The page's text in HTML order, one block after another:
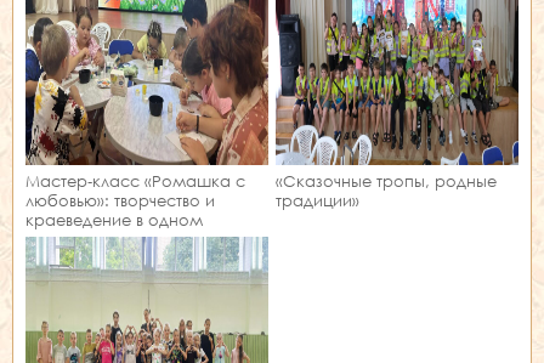
Мастер‑класс «Ромашка с
любовью»: творчество и
краеведение в одном
занятии!
«Сказочные тропы, родные
традиции»